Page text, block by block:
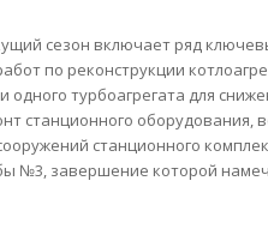
сезон включает ряд
по реконструкции
одного турбоагрегата для
станционного оборудования,
станционного
№3, завершение которой